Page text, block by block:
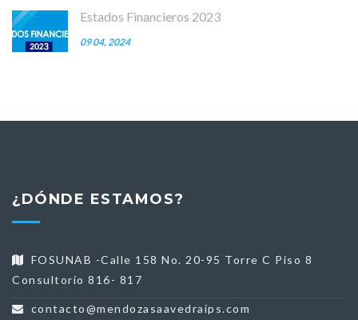
Estados Financieros 2023
09 04, 2024
¿DÓNDE ESTAMOS?
FOSUNAB -Calle 158 No. 20-95 Torre C Piso 8
Consultorio 816- 817
contacto@mendozasaavedraips.com